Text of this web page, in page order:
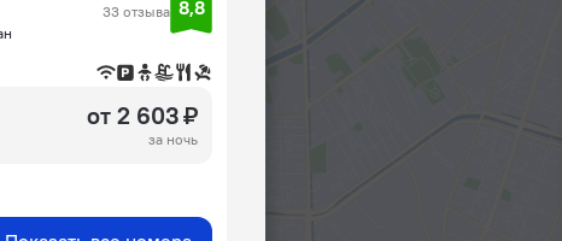
33 отзыва 8,8
от 2 603 ₽
за ночь